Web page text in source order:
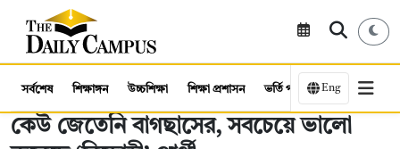
সর্বশেষ শিক্ষাঙ্গন উচ্চশিক্ষা শিক্ষা প্রশাসন ভর্তি পরীক্ষা কর্মসংস্থান
Eng
কেউ জেতেনি বাগছাসের, সবচেয়ে ভালো